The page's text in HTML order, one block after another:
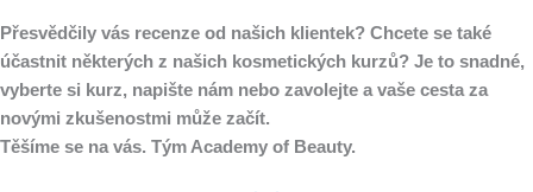
Přesvědčily vás recenze od našich klientek? Chcete se také
účastnit některých z našich kosmetických kurzů? Je to snadné,
vyberte si kurz, napište nám nebo zavolejte a vaše cesta za
novými zkušenostmi může začít.
Těšíme se na vás. Tým Academy of Beauty.